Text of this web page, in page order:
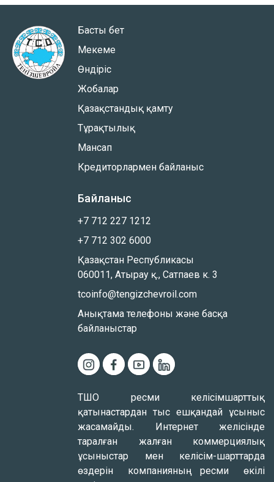
Басты бет
Мекеме
Өндіріс
Жобалар
Қазақстандық қамту
Тұрақтылық
Мансап
Кредиторлармен байланыс
Байланыс
+7 712 227 1212
+7 712 302 6000
Қазақстан Республикасы
060011, Атырау қ., Сатпаев к. 3
tcoinfo@tengizchevroil.com
Анықтама телефоны және басқа
байланыстар
ТШО ресми келісімшарттық
қатынастардан тыс ешқандай ұсыныс
жасамайды. Интернет желісінде
таралған жалған коммерциялық
ұсыныстар мен келісім-шарттарда
өздерін компанияның ресми өкілі